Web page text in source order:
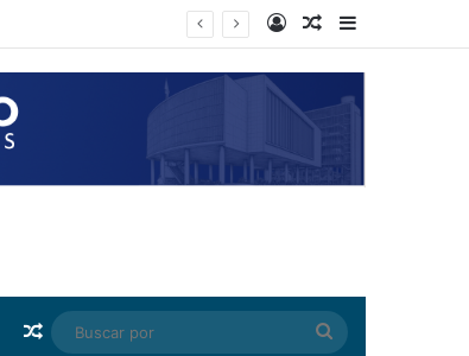
Log InRandom Article
Sidebar
Random Article
Buscar